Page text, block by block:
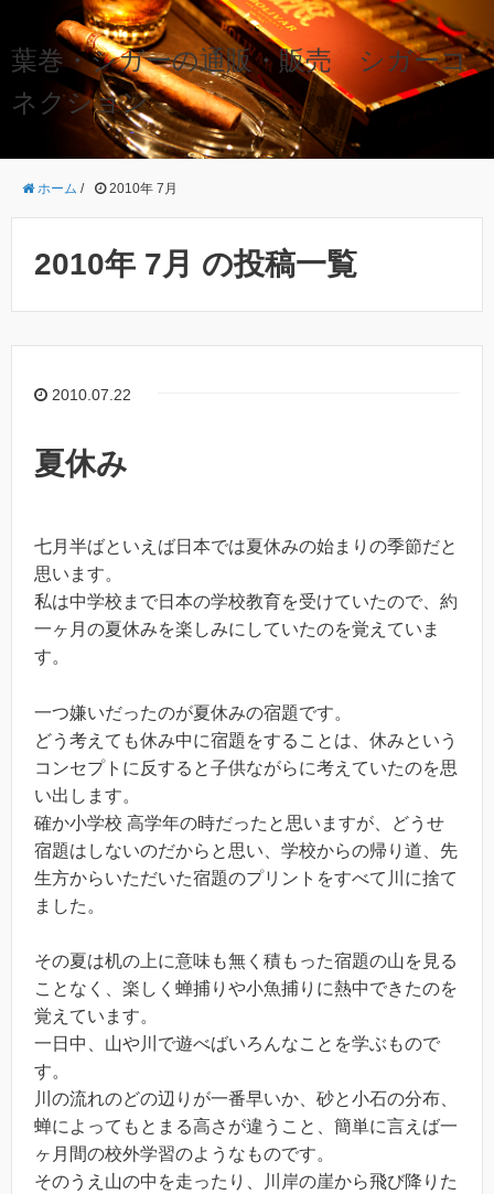
葉巻・シガーの通販・販売 シガーコ
ネクション
ホーム / 2010年 7月
2010年 7月 の投稿一覧
2010.07.22
夏休み
七月半ばといえば日本では夏休みの始まりの季節だと
思います。
私は中学校まで日本の学校教育を受けていたので、約
一ヶ月の夏休みを楽しみにしていたのを覚えていま
す。
一つ嫌いだったのが夏休みの宿題です。
どう考えても休み中に宿題をすることは、休みという
コンセプトに反すると子供ながらに考えていたのを思
い出します。
確か小学校 高学年の時だったと思いますが、どうせ
宿題はしないのだからと思い、学校からの帰り道、先
生方からいただいた宿題のプリントをすべて川に捨て
ました。
その夏は机の上に意味も無く積もった宿題の山を見る
ことなく、楽しく蝉捕りや小魚捕りに熱中できたのを
覚えています。
一日中、山や川で遊べばいろんなことを学ぶもので
す。
川の流れのどの辺りが一番早いか、砂と小石の分布、
蝉によってもとまる高さが違うこと、簡単に言えば一
ヶ月間の校外学習のようなものです。
そのうえ山の中を走ったり、川岸の崖から飛び降りた